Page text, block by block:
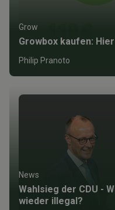
Grow
Growbox kaufen:
Philip Pranoto
News
Wahlsieg der CDU -
wieder illegal?